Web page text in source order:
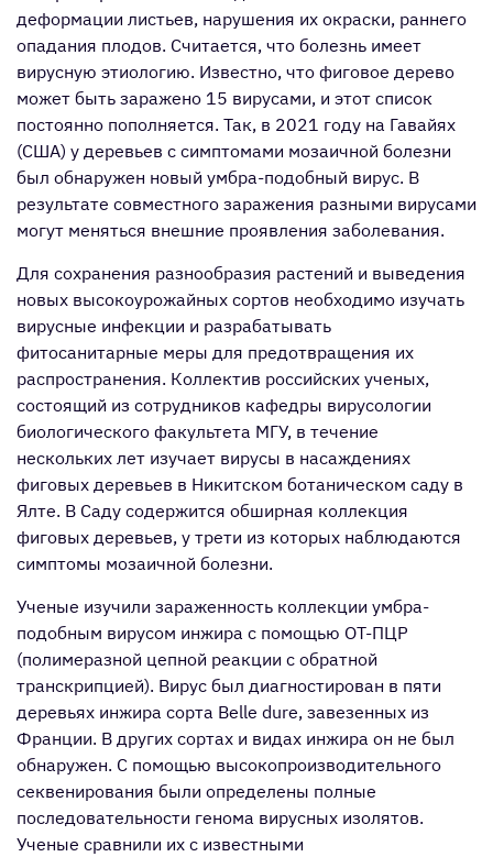
деформации листьев, нарушения их окраски, раннего
опадания плодов. Считается, что болезнь имеет
вирусную этиологию. Известно, что фиговое дерево
может быть заражено 15 вирусами, и этот список
постоянно пополняется. Так, в 2021 году на Гавайях
(США) у деревьев с симптомами мозаичной болезни
был обнаружен новый умбра-подобный вирус. В
результате совместного заражения разными вирусами
могут меняться внешние проявления заболевания.
Для сохранения разнообразия растений и выведения
новых высокоурожайных сортов необходимо изучать
вирусные инфекции и разрабатывать
фитосанитарные меры для предотвращения их
распространения. Коллектив российских ученых,
состоящий из сотрудников кафедры вирусологии
биологического факультета МГУ, в течение
нескольких лет изучает вирусы в насаждениях
фиговых деревьев в Никитском ботаническом саду в
Ялте. В Саду содержится обширная коллекция
фиговых деревьев, у трети из которых наблюдаются
симптомы мозаичной болезни.
Ученые изучили зараженность коллекции умбра-
подобным вирусом инжира с помощью ОТ-ПЦР
(полимеразной цепной реакции с обратной
транскрипцией). Вирус был диагностирован в пяти
деревьях инжира сорта Belle dure, завезенных из
Франции. В других сортах и видах инжира он не был
обнаружен. С помощью высокопроизводительного
секвенирования были определены полные
последовательности генома вирусных изолятов.
Ученые сравнили их с известными